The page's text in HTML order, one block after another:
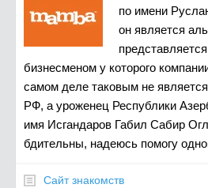
по имени
он является
бизнесменом у которого
самом деле таковым не
РФ, а уроженец Республики
имя Исгандаров Габил Сабир
бдительны, надеюсь помогу
Сайт знакомств